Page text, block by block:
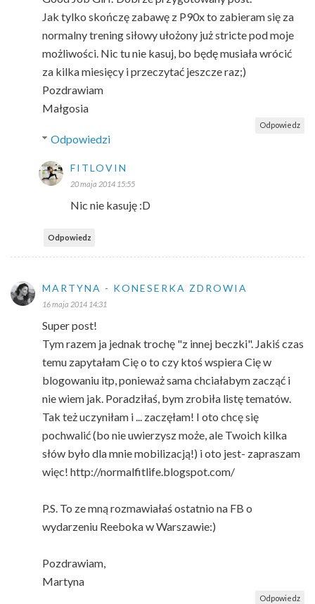
Jak tylko skończę zabawę z P90x to zabieram się za
normalny trening siłowy ułożony już stricte pod moje
możliwości. Nic tu nie kasuj, bo będę musiała wrócić
za kilka miesięcy i przeczytać jeszcze raz;)
Pozdrawiam
Małgosia
Odpowiedz
Odpowiedzi
FITLOVIN
20 maja 2014 15:55
Nic nie kasuję :D
Odpowiedz
MARTYNA - KONESERKA ZDROWIA
16 maja 2014 14:31
Super post!
Tym razem ja jednak trochę "z innej beczki". Jakiś czas
temu zapytałam Cię o to czy ktoś wspiera Cię w
blogowaniu itp, ponieważ sama chciałabym zacząć i
nie wiem jak. Poradziłaś, bym zrobiła listę tematów.
Tak też uczyniłam i ... zaczęłam! I oto chcę się
pochwalić (bo nie uwierzysz może, ale Twoich kilka
słów było dla mnie mobilizacją!) i oto jest- zapraszam
więc! http://normalfitlife.blogspot.com/
P.S. To ze mną rozmawiałaś ostatnio na FB o
wydarzeniu Reeboka w Warszawie:)
Pozdrawiam,
Martyna
Odpowiedz